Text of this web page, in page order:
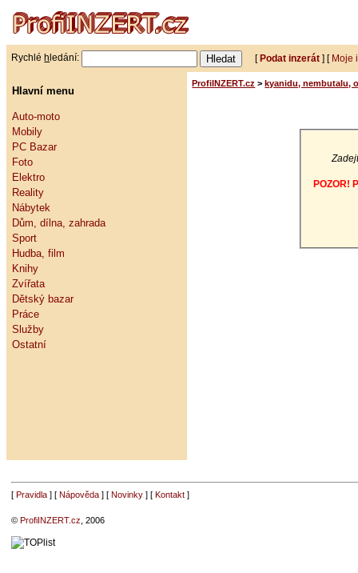
Rychlé h ledání: [Podat inzerát ] [ Moje
Hlavní menu
Auto-moto
Mobily
PC Bazar
Foto
Elektro
Reality
Nábytek
Dům, dílna, zahrada
Sport
Hudba, film
Knihy
Zvířata
Dětský bazar
Práce
Služby
Ostatní
ProfiINZERT.cz > kyanidu, nembutalu,
POZOR!
[ Pravidla] [ Nápověda] [ Novinky] [ Kontakt]
© ProfiINZERT.cz , 2006